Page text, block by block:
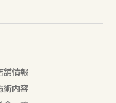
舗情報
術内容